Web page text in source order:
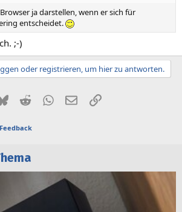
ja darstellen, wenn er sich für
entscheidet.
;-)
oder registrieren, um hier zu antworten.
BlueskyRedditWhatsApp
E-MailLink